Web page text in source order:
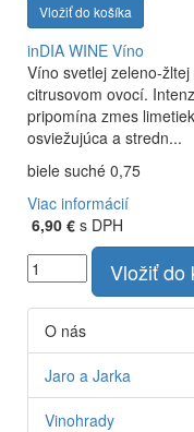
Vložiť do košíka
inDIA WINE Víno
Víno svetlej zeleno-
citrusovom ovocí.
pripomína zmes
osviežujúca a stredn...
biele suché 0,75
Viac informácií
6,90 € s DPH
Vložiť do
O nás
Jaro a Jarka
Vinohrady